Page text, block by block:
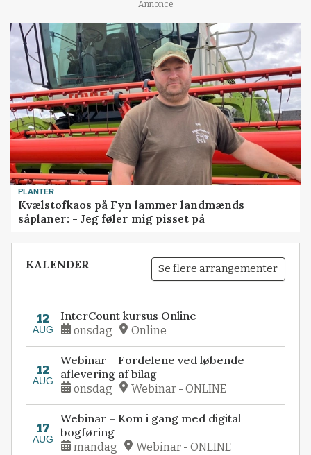
Annonce
PLANTER
Kvælstofkaos på Fyn lammer landmænds
såplaner: - Jeg føler mig pisset på
KALENDER Se flere arrangementer
12
AUG
InterCount kursus Online
onsdag Online
12
AUG
Webinar – Fordelene ved løbende
aflevering af bilag
onsdag Webinar - ONLINE
17
AUG
Webinar – Kom i gang med digital
bogføring
mandag Webinar - ONLINE